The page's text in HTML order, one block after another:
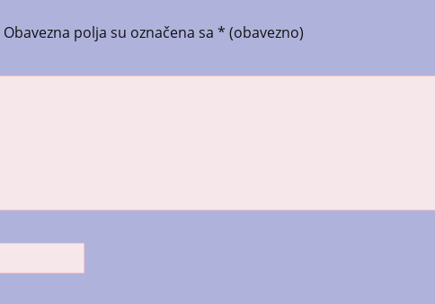
Obavezna polja su označena sa * (obavezno)